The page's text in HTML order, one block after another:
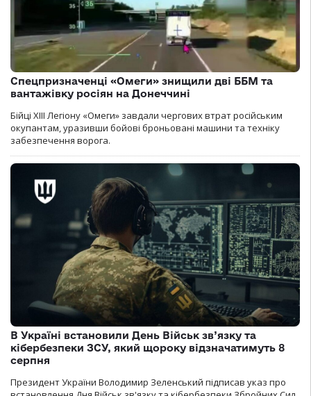
Спецпризначенці «Омеги» знищили дві ББМ та
вантажівку росіян на Донеччині
Бійці ХІІІ Легіону «Омеги» завдали чергових втрат російським
окупантам, уразивши бойові броньовані машини та техніку
забезпечення ворога.
В Україні встановили День Військ зв’язку та
кібербезпеки ЗСУ, який щороку відзначатимуть 8
серпня
Президент України Володимир Зеленський підписав указ про